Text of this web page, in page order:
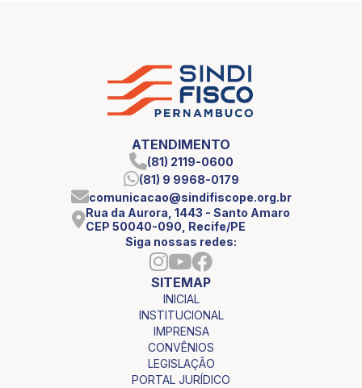
ATENDIMENTO
(81) 2119-0600
(81) 9 9968-0179
comunicacao@sindifiscope.org.br
Rua da Aurora, 1443 - Santo Amaro
CEP 50040-090, Recife/PE
Siga nossas redes:
SITEMAP
INICIAL
INSTITUCIONAL
IMPRENSA
CONVÊNIOS
LEGISLAÇÃO
PORTAL JURÍDICO